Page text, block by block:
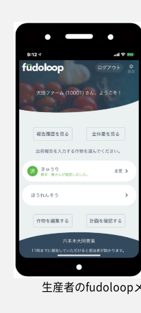
生産者のfudoloop